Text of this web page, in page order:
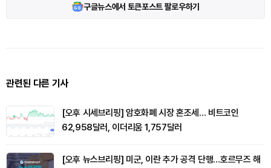
구글뉴스에서 토큰포스트 팔로우하기
관련된 다른 기사
[오후 시세브리핑] 암호화폐 시장 혼조세… 비트코인
62,958달러, 이더리움 1,757달러
[오후 뉴스브리핑] 미군, 이란 추가 공격 단행…호르무즈 해